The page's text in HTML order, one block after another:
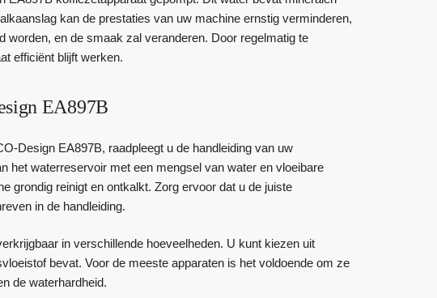
kan de prestaties van uw machine ernstig verminderen,
en de smaak zal veranderen. Door regelmatig te
efficiënt blijft werken.
EA897B
Design EA897B, raadpleegt u de handleiding van uw
het waterreservoir met een mengsel van water en vloeibare
grondig reinigt en ontkalkt. Zorg ervoor dat u de juiste
in de handleiding.
in verschillende hoeveelheden. U kunt kiezen uit
bevat. Voor de meeste apparaten is het voldoende om ze
de waterhardheid.